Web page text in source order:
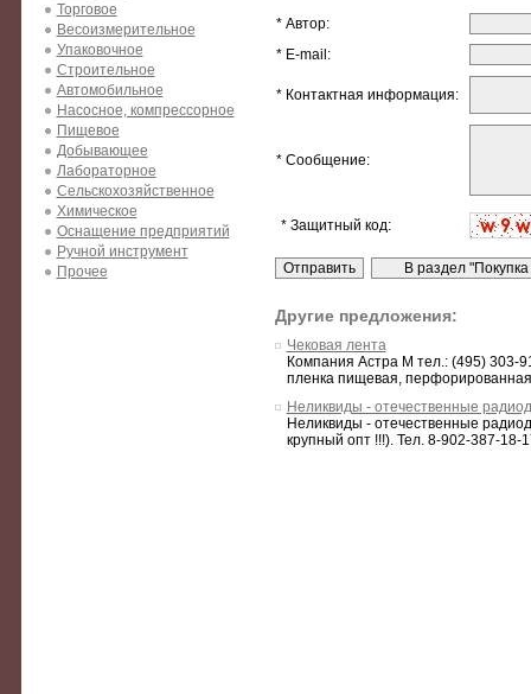
Торговое
Весоизмерительное
Упаковочное
Строительное
Автомобильное
Насосное, компрессорное
Пищевое
Добывающее
Лабораторное
Сельскохозяйственное
Химическое
Оснащение предприятий
Ручной инструмент
Прочее
* Автор:
* E-mail:
* Контактная информация:
* Сообщение:
* Защитный код:
Другие предложения:
Чековая лента
Компания Астра М тел.: (495) 303-
пленка пищевая,
Неликвиды - отечественные
Неликвиды - отечественные
крупный опт !!!). Тел. 8-902-387-18-